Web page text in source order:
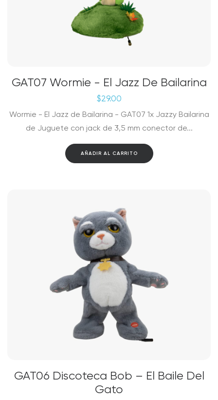
GAT07 Wormie - El Jazz De Bailarina
$29.00
Wormie - El Jazz de Bailarina - GAT07 1x Jazzy Bailarina
de Juguete con jack de 3,5 mm conector de...
AÑADIR AL CARRITO
GAT06 Discoteca Bob – El Baile Del
Gato